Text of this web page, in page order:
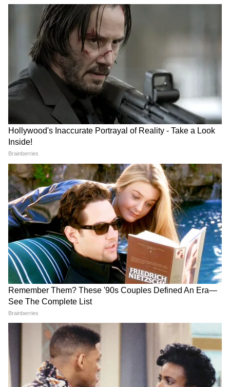
LATEST VIDEOS
Modi in IIT Delhi: PM ने सुनाई जिंदगी की
प्रेक्टिकल बातें, तालियों से गूंज उठा हॉल
Modi in IIT Delhi: देश के युवाओं को PM
Modi ने दिया सक्सेस का बहुत बड़ा फॉर्मूला,
बजने लगी तालियां